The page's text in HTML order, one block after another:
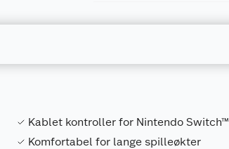
Kablet kontroller for Nintendo Switch™
Komfortabel for lange spilleøkter